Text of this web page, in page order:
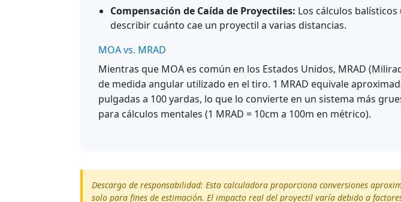
Compensación de Caída de Proyectiles: Los cálculos
describir cuánto cae un proyectil a varias distancias.
MOA vs. MRAD
Mientras que MOA es común en los Estados Unidos, MRAD
de medida angular utilizado en el tiro. 1 MRAD equivale
pulgadas a 100 yardas, lo que lo convierte en un sistema más
para cálculos mentales (1 MRAD = 10cm a 100m en métrico).
Descargo de responsabilidad: Esta calculadora proporciona conversiones
solo para fines de estimación. El impacto real del proyectil varía debido a